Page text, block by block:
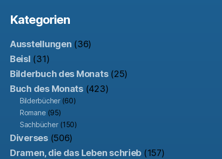
Kategorien
Ausstellungen (36)
Beisl (31)
Bilderbuch des Monats(25)
Buch des Monats(423)
Bilderbücher(60)
Romane (95)
Sachbücher(150)
Diverses(506)
Dramen, die das Leben schrieb (157)